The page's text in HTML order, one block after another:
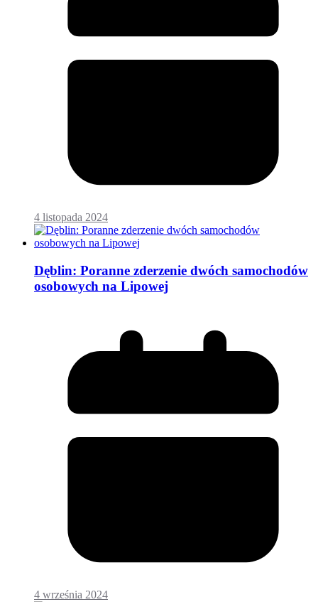
4 listopada 2024
Dęblin: Poranne zderzenie dwóch samochodów
osobowych na Lipowej
4 września 2024